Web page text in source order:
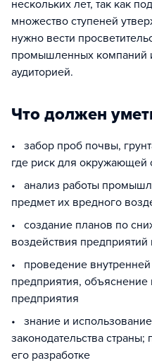
нескольких лет, так как
множество ступеней
нужно вести
промышленных компаний
аудиторией.
Что должен
• забор проб почвы,
где риск для
• анализ работы
предмет их вредного
• создание планов по
воздействия
• проведение внутренней
предприятия, объяснение
предприятия
• знание и
законодательства
его разработке